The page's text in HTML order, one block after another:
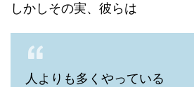
しかしその実、彼らは
人よりも多くやっている